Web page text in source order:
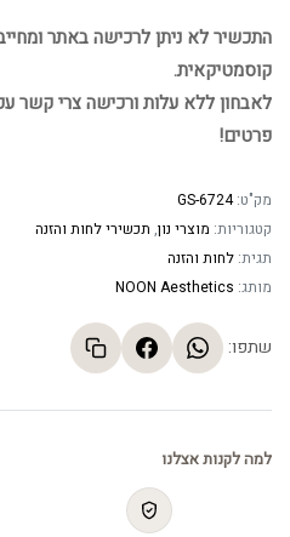
התכשיר לא ניתן לרכישה באתר ומחייב
קוסמטיקאית.
לאבחון ללא עלות ורכישה צרי קשר
פרטים!
מק"ט:GS-6724
קטגוריות: מוצרי נון, תכשירי לחות והזנה
תגית: לחות והזנה
מותג: NOON Aesthetics
שתפו:
למה לקנות אצלנו